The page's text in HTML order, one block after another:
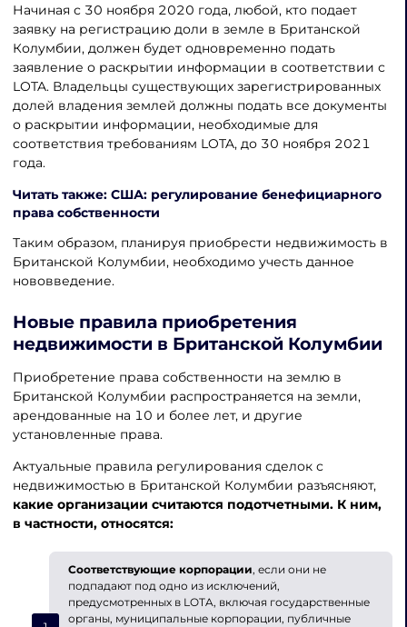
Начиная с 30 ноября 2020 года, любой, кто подает
заявку на регистрацию доли в земле в Британской
Колумбии, должен будет одновременно подать
заявление о раскрытии информации в соответствии с
LOTA. Владельцы существующих зарегистрированных
долей владения землей должны подать все документы
о раскрытии информации, необходимые для
соответствия требованиям LOTA, до 30 ноября 2021
года.
Читать также: США: регулирование бенефициарного
права собственности
Таким образом, планируя приобрести недвижимость в
Британской Колумбии, необходимо учесть данное
нововведение.
Новые правила приобретения
недвижимости в Британской Колумбии
Приобретение права собственности на землю в
Британской Колумбии распространяется на земли,
арендованные на 10 и более лет, и другие
установленные права.
Актуальные правила регулирования сделок с
недвижимостью в Британской Колумбии разъясняют,
какие организации считаются подотчетными. К ним,
в частности, относятся:
Соответствующие корпорации, если они не
подпадают под одно из исключений,
предусмотренных в LOTA, включая государственные
органы, муниципальные корпорации, публичные